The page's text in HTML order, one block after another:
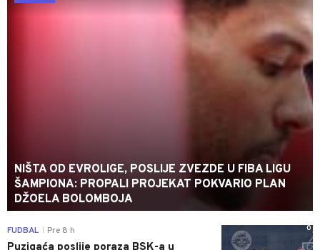
NIŠTA OD EVROLIGE, POSLIJE ZVEZDE U FIBA LIGU
ŠAMPIONA: PROPALI PROJEKAT POKVARIO PLAN
DŽOELA BOLOMBOJA
0
FUDBAL Pre 8 h